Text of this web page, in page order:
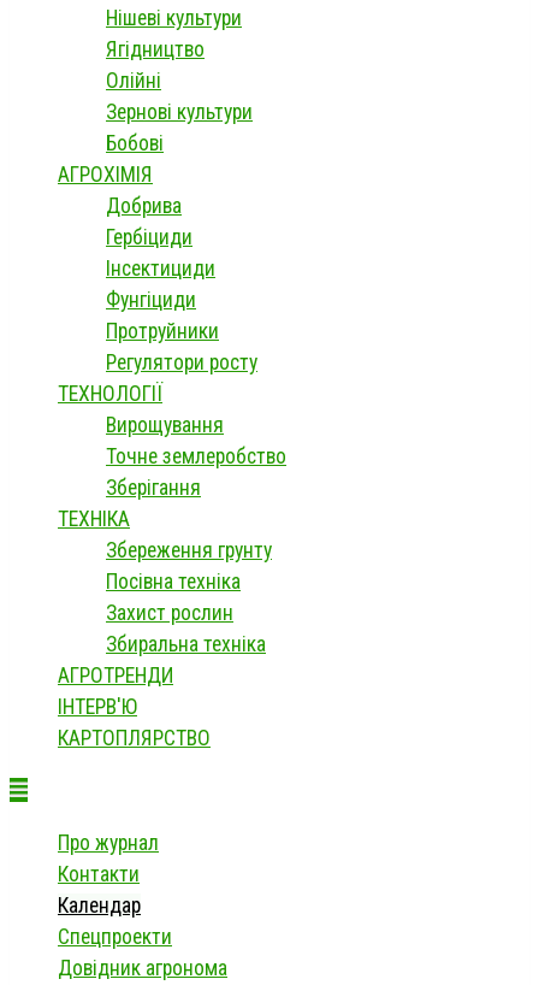
Нішеві культури
Ягідництво
Олійні
Зернові культури
Бобові
АГРОХІМІЯ
Добрива
Гербіциди
Інсектициди
Фунгіциди
Протруйники
Регулятори росту
ТЕХНОЛОГІЇ
Вирощування
Точне землеробство
Зберігання
ТЕХНІКА
Збереження грунту
Посівна техніка
Захист рослин
Збиральна техніка
АГРОТРЕНДИ
ІНТЕРВ'Ю
КАРТОПЛЯРСТВО
Про журнал
Контакти
Календар
Спецпроекти
Довідник агронома